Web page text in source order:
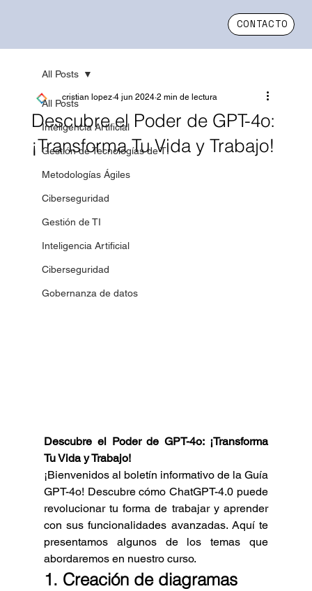
CONTACTO
All Posts
Inteligencia Artificial
Gestión de Tecnologías de TI
Metodologías Ágiles
Ciberseguridad
Gestión de TI
Inteligencia Artificial
Ciberseguridad
Gobernanza de datos
All Posts
Descubre el Poder de GPT-4o:
¡Transforma Tu Vida y Trabajo!
cristian lopez 4 jun 2024 2 min de lectura
Descubre el Poder de GPT-4o: ¡Transforma
Tu Vida y Trabajo!
¡Bienvenidos al boletín informativo de la Guía
GPT-4o! Descubre cómo ChatGPT-4.0 puede
revolucionar tu forma de trabajar y aprender
con sus funcionalidades avanzadas. Aquí te
presentamos algunos de los temas que
abordaremos en nuestro curso.
1. Creación de diagramas